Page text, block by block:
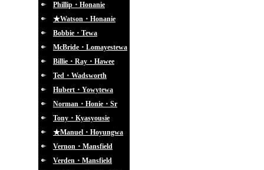
Phillip・Honanie
★Watson・Honanie
Bobbie・Tewa
McBride・Lomayestewa
Billie・Ray・Hawee
Ted・Wadsworth
Hubert・Yowytewa
Norman・Honie・Sr
Tony・Kyasyousie
★Manuel・Hoyungwa
Vernon・Mansfield
Verden・Mansfield